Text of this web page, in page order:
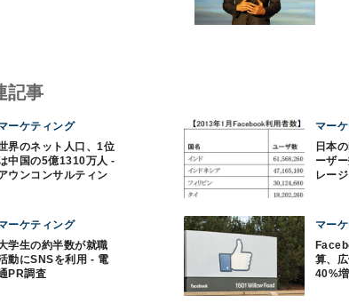
記事
ーケティング
界のネット人口、1位
中国の5億1310万人 -
ウンコンサルティン
マー
日本
ーザ
レー
ーケティング
学生の約半数が就職
動にSNSを利用 - 電
PR調査
マー
算、
40%